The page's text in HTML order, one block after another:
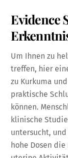
Evidence
Um Ihnen zu
treffen, hier
zu Kurkuma
praktische
können.
klinische
untersucht,
hohe Dosen